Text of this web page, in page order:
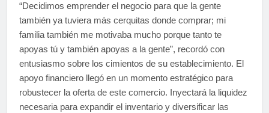
“Decidimos emprender el negocio para que la gente
también ya tuviera más cerquitas donde comprar; mi
familia también me motivaba mucho porque tanto te
apoyas tú y también apoyas a la gente”, recordó con
entusiasmo sobre los cimientos de su establecimiento. El
apoyo financiero llegó en un momento estratégico para
robustecer la oferta de este comercio. Inyectará la liquidez
necesaria para expandir el inventario y diversificar las